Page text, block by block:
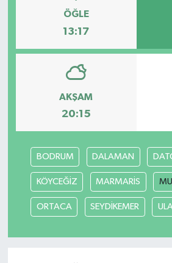
ÖĞLE
13:17
AKŞAM
20:15
BODRUM DALAMAN
KÖYCEĞİZ MARMARİS
ORTACA SEYDİKEMER